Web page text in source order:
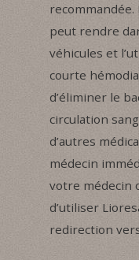
recommandée.
peut rendre
véhicules et
courte
d’éliminer le
circulation
d’autres
médecin
votre médecin
d’utiliser
redirection